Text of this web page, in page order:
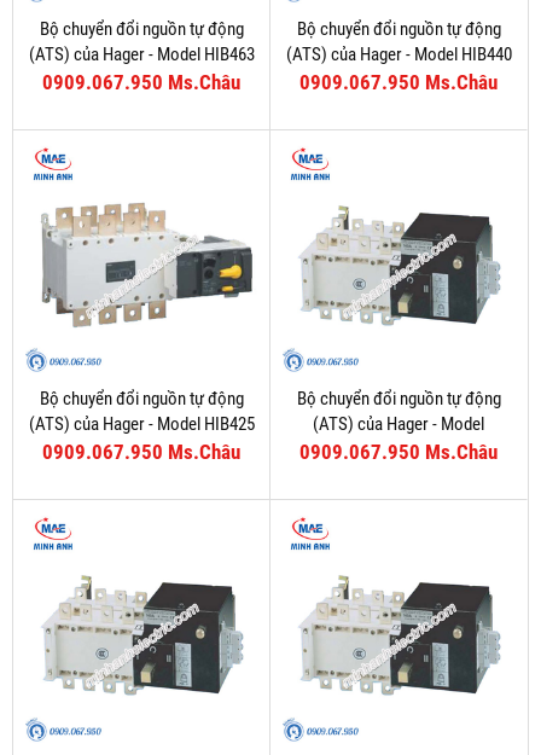
Bộ chuyển đổi nguồn tự động
(ATS) của Hager - Model HIB463
0909.067.950 Ms.Châu
Bộ chuyển đổi nguồn tự động
(ATS) của Hager - Model HIB440
0909.067.950 Ms.Châu
Bộ chuyển đổi nguồn tự động
(ATS) của Hager - Model HIB425
0909.067.950 Ms.Châu
Bộ chuyển đổi nguồn tự động
(ATS) của Hager - Model
HIC416C
0909.067.950 Ms.Châu